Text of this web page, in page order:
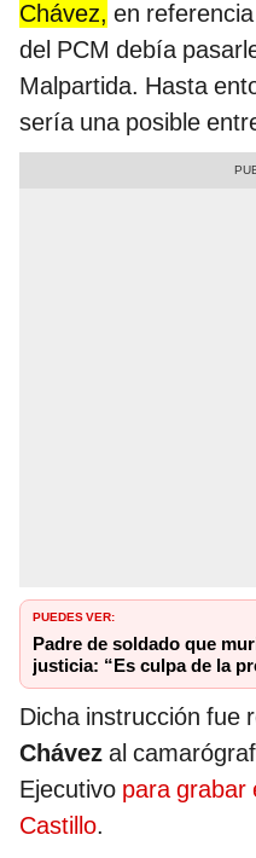
Chávez, en
del PCM debía
Malpartida. Hasta
sería una posible
PUEDES VER:
Padre de soldado que
justicia: “Es culpa de la
Dicha instrucción fue
Chávez al
Ejecutivo para grabar
Castillo.